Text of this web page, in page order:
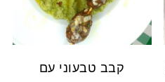
קבב טבעוני עם